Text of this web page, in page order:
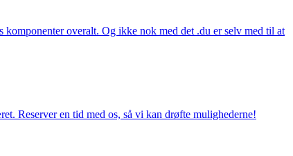
overalt. Og ikke nok med det .du er selv med til at
Reserver en tid med os, så vi kan drøfte mulighederne!